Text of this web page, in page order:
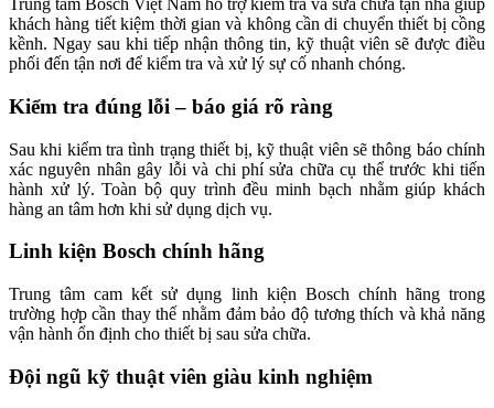
Trung tâm Bosch Việt Nam hỗ trợ kiểm tra và sửa chữa tận nhà giúp
khách hàng tiết kiệm thời gian và không cần di chuyển thiết bị cồng
kềnh. Ngay sau khi tiếp nhận thông tin, kỹ thuật viên sẽ được điều
phối đến tận nơi để kiểm tra và xử lý sự cố nhanh chóng.
Kiểm tra đúng lỗi – báo giá rõ ràng
Sau khi kiểm tra tình trạng thiết bị, kỹ thuật viên sẽ thông báo chính
xác nguyên nhân gây lỗi và chi phí sửa chữa cụ thể trước khi tiến
hành xử lý. Toàn bộ quy trình đều minh bạch nhằm giúp khách
hàng an tâm hơn khi sử dụng dịch vụ.
Linh kiện Bosch chính hãng
Trung tâm cam kết sử dụng linh kiện Bosch chính hãng trong
trường hợp cần thay thế nhằm đảm bảo độ tương thích và khả năng
vận hành ổn định cho thiết bị sau sửa chữa.
Đội ngũ kỹ thuật viên giàu kinh nghiệm